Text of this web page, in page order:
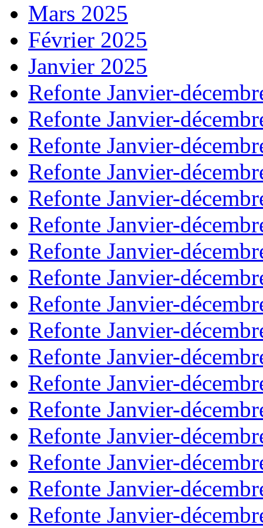
Mars 2025
Février 2025
Janvier 2025
Refonte Janvier-
Refonte Janvier-
Refonte Janvier-
Refonte Janvier-
Refonte Janvier-
Refonte Janvier-
Refonte Janvier-
Refonte Janvier-
Refonte Janvier-
Refonte Janvier-
Refonte Janvier-
Refonte Janvier-
Refonte Janvier-
Refonte Janvier-
Refonte Janvier-
Refonte Janvier-
Refonte Janvier-